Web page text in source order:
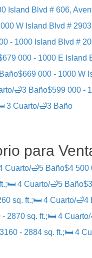
Island Blvd # 606,
W Island Blvd #
- 1000 Island Blvd #
000 - 1000 E Island
$669 000 - 1000 W
🛁3 Baño$599 000 -
3 Cuarto/🛁3 Baño
para
Cuarto/🛁5 Baño$4 500
4 Cuarto/🛁5 Baño
sq. ft.;🛏 4 Cuarto/🛁4
- 2870 sq. ft.;🛏 4
- 2884 sq. ft.;🛏 4